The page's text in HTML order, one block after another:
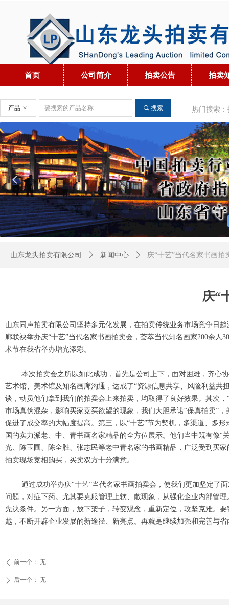
넳
끠 搜索
产品 ꀁ
首页 公司简介 拍卖公告 拍卖
热门搜索
山东龙头拍卖有限公司 ꄲ 新闻中心 ꄲ 庆“十艺”当代名家书画拍
庆“
山东同声拍卖有限公司坚持多元化发展，在拍卖传统业务市场竞争日
廊联袂举办庆“十艺”当代名家书画拍卖会，荟萃当代知名画家200余
术节在我省举办增光添彩。
本次拍卖会之所以如此成功，首先是公司上下，面对困难，齐心协
艺术馆、美术馆及知名画廊沟通，达成了“资源信息共享、风险利益
谈，动员他们拿到我们的拍卖会上来拍卖，均取得了良好效果。其次
市场真伪混杂，影响买家竞买欲望的现象，我们大胆承诺“保真拍卖”
促进了成交率的大幅度提高。第三，以“十艺”节为契机，多渠道、多
国的实力派老、中、青书画名家精品的全方位展示。他们当中既有像
光、陈玉圃、陈全胜、张志民等老中青名家的书画精品，广泛受到买
拍卖现场竞相购买，买卖双方十分满意。
通过成功举办庆“十艺”当代名家书画拍卖会，使我们更加坚定了面
问题，对症下药。尤其要克服管理上软、散现象，从强化企业内部管
先决条件。另一方面，放下架子，转变观念，重新定位，攻坚克难。
越，不断开辟企业发展的新途径、新亮点。再就是继续加强和完善与
ꄴ 前一个： 无
ꄲ 后一个： 无